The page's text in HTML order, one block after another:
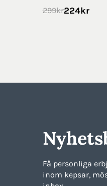
299kr224kr
Få personliga
inom kepsar,